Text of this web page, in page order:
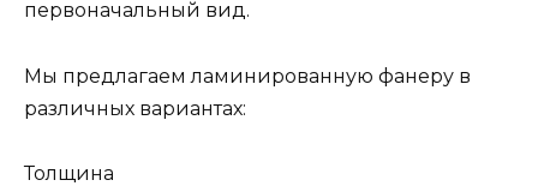
первоначальный вид.
Мы предлагаем ламинированную фанеру в
различных вариантах:
Толщина